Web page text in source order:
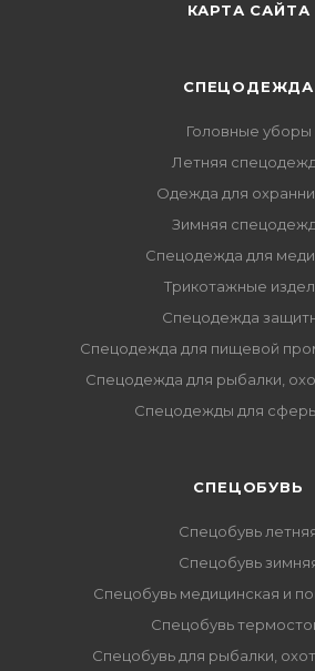
КАРТА САЙТА
СПЕЦОДЕЖДА
Головные уборы
Летняя
Одежда для
Зимняя
Спецодежда для
Трикотажные
Спецодежда
Спецодежда для пищевой
Спецодежда для рыбалки,
Спецодежды для
CПЕЦОБУВЬ
Спецобувь
Спецобувь
Спецобувь медицинская и
Спецобувь
Спецобувь для рыбалки,